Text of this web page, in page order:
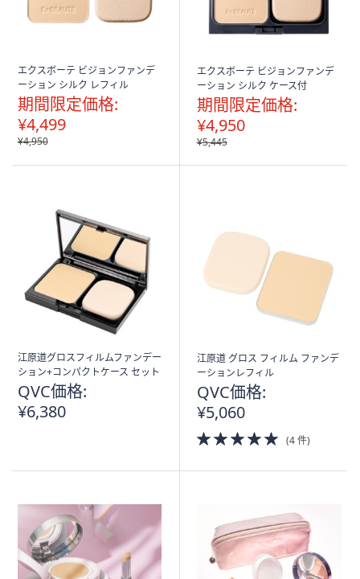
エクスボーテ ビジョンファンデ
ーション シルク レフィル
期間限定価格:
¥4,499
¥4,950
エクスボーテ ビジョンファンデ
ーション シルク ケース付
期間限定価格:
¥4,950
¥5,445
江原道グロスフィルムファンデー
ション+コンパクトケース セット
QVC価格:
¥6,380
江原道 グロス フィルム ファンデ
ーションレフィル
QVC価格:
¥5,060
5.0
of
(4 件)